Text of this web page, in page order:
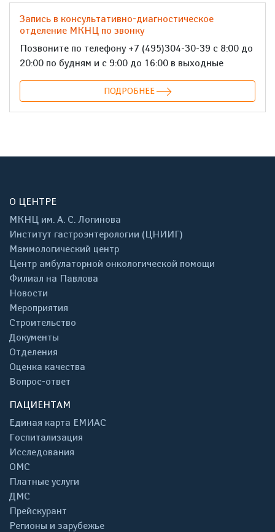
Запись в консультативно-диагностическое
отделение МКНЦ по звонку
Позвоните по телефону +7 (495)304-30-39 с 8:00 до
20:00 по будням и с 9:00 до 16:00 в выходные
ПОДРОБНЕЕ
О ЦЕНТРЕ
МКНЦ им. А. С. Логинова
Институт гастроэнтерологии (ЦНИИГ)
Маммологический центр
Центр амбулаторной онкологической помощи
Филиал на Павлова
Новости
Мероприятия
Строительство
Документы
Отделения
Оценка качества
Вопрос-ответ
ПАЦИЕНТАМ
Единая карта ЕМИАС
Госпитализация
Исследования
ОМС
Платные услуги
ДМС
Прейскурант
Регионы и зарубежье